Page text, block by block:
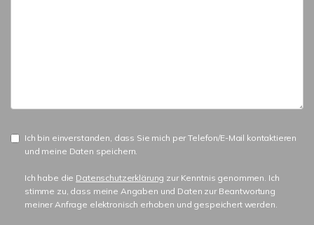
Ich bin einverstanden, dass Sie mich per Telefon/E-Mail kontaktieren
und meine Daten speichern.
Ich habe die Datenschutzerklärung zur Kenntnis genommen. Ich
stimme zu, dass meine Angaben und Daten zur Beantwortung
meiner Anfrage elektronisch erhoben und gespeichert werden.